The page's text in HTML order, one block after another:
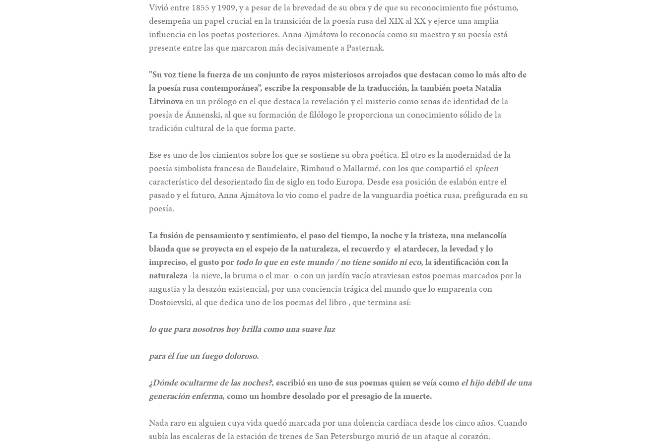
Vivió entre 1855 y 1909, y a pesar de la brevedad de su obra y de que su reconocimiento fue póstumo,
desempeña un papel crucial en la transición de la poesía rusa del XIX al XX y ejerce una amplia
influencia en los poetas posteriores. Anna Ajmátova lo reconocía como su maestro y su poesía está
presente entre las que marcaron más decisivamente a Pasternak.
"Su voz tiene la fuerza de un conjunto de rayos misteriosos arrojados que destacan como lo más alto de
la poesía rusa contemporánea”, escribe la responsable de la traducción, la también poeta Natalia
Litvinovaen un prólogo en el que destaca la revelación y el misterio como señas de identidad de la
poesía de Ánnenski, al que su formación de filólogo le proporciona un conocimiento sólido de la
tradición cultural de la que forma parte.
Ese es uno de los cimientos sobre los que se sostiene su obra poética. El otro es la modernidad de la
poesía simbolista francesa de Baudelaire, Rimbaud o Mallarmé, con los que compartió el spleen
característico del desorientado fin de siglo en todo Europa. Desde esa posición de eslabón entre el
pasado y el futuro, Anna Ajmátova lo vio como el padre de la vanguardia poética rusa, prefigurada en su
poesía.
La fusión de pensamiento y sentimiento, el paso del tiempo, la noche y la tristeza, una melancolía
blanda que se proyecta en el espejo de la naturaleza, el recuerdo y el atardecer, la levedad y lo
impreciso, el gusto por todo lo que en este mundo / no tiene sonido ni eco, la identificación con la
naturaleza-la nieve, la bruma o el mar- o con un jardín vacío atraviesan estos poemas marcados por la
angustia y la desazón existencial, por una conciencia trágica del mundo que lo emparenta con
Dostoievski, al que dedica uno de los poemas del libro , que termina así:
lo que para nosotros hoy brilla como una suave luz
para él fue un fuego doloroso.
¿Dónde ocultarme de las noches?, escribió en uno de sus poemas quien se veía como el hijo débil de una
generación enferma, como un hombre desolado por el presagio de la muerte.
Nada raro en alguien cuya vida quedó marcada por una dolencia cardíaca desde los cinco años. Cuando
subía las escaleras de la estación de trenes de San Petersburgo murió de un ataque al corazón.